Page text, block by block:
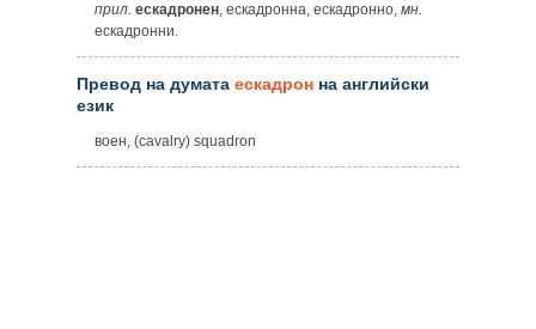
прил. ескадронен, ескадронна, ескадронно, мн.
ескадронни.
Превод на думата ескадрон на английски
език
воен, (cavalry) squadron